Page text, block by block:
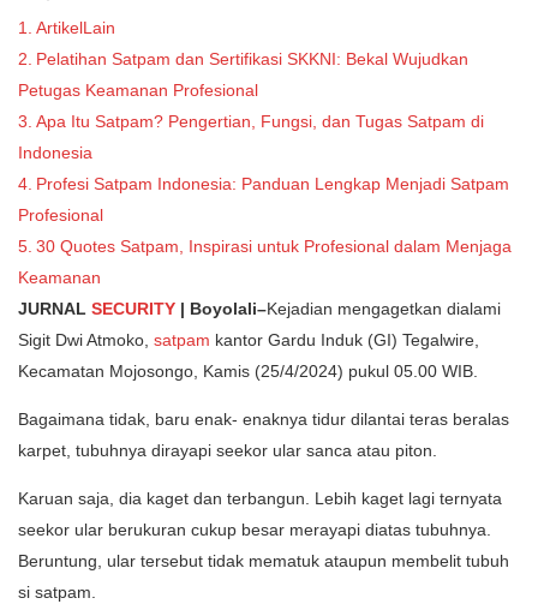
ArtikelLain
Pelatihan Satpam dan Sertifikasi SKKNI: Bekal Wujudkan
Petugas Keamanan Profesional
Apa Itu Satpam? Pengertian, Fungsi, dan Tugas Satpam di
Indonesia
Profesi Satpam Indonesia: Panduan Lengkap Menjadi Satpam
Profesional
30 Quotes Satpam, Inspirasi untuk Profesional dalam Menjaga
Keamanan
JURNAL SECURITY | Boyolali–Kejadian mengagetkan dialami
Sigit Dwi Atmoko, satpam kantor Gardu Induk (GI) Tegalwire,
Kecamatan Mojosongo, Kamis (25/4/2024) pukul 05.00 WIB.
Bagaimana tidak, baru enak- enaknya tidur dilantai teras beralas
karpet, tubuhnya dirayapi seekor ular sanca atau piton.
Karuan saja, dia kaget dan terbangun. Lebih kaget lagi ternyata
seekor ular berukuran cukup besar merayapi diatas tubuhnya.
Beruntung, ular tersebut tidak mematuk ataupun membelit tubuh
si satpam.